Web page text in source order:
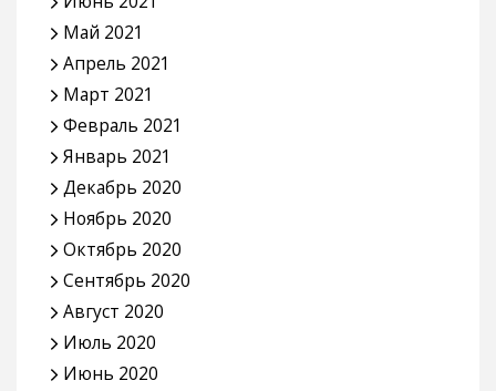
Май 2021
Апрель 2021
Март 2021
Февраль 2021
Январь 2021
Декабрь 2020
Ноябрь 2020
Октябрь 2020
Сентябрь 2020
Август 2020
Июль 2020
Июнь 2020